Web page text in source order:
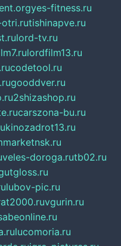
yes-fitness.ru
tishinapve.ru
lord-tv.ru
lordfilm13.ru
codetool.ru
gooddver.ru
2shizashop.ru
carszona-bu.ru
kinozadrot13.ru
veles-doroga.rutb02.ru
lubov-pic.ru
vgurin.ru
lucomoria.ru